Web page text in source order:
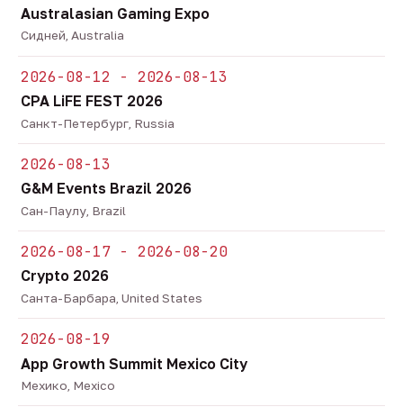
Australasian Gaming Expo
Сидней, Australia
2026-08-12 - 2026-08-13
CPA LiFE FEST 2026
Санкт-Петербург, Russia
2026-08-13
G&M Events Brazil 2026
Сан-Паулу, Brazil
2026-08-17 - 2026-08-20
Crypto 2026
Санта-Барбара, United States
2026-08-19
App Growth Summit Mexico City
Мехико, Mexico